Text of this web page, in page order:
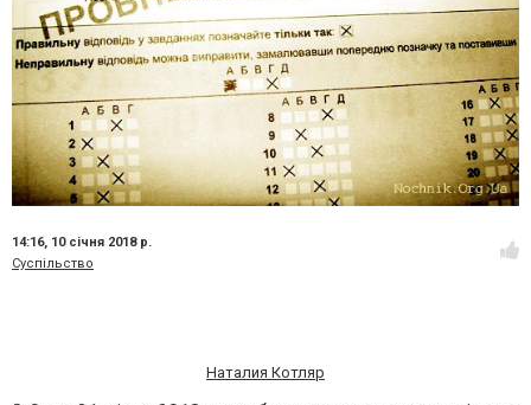
14:16, 10 січня 2018 р.
Суспільство
Наталия Котляр